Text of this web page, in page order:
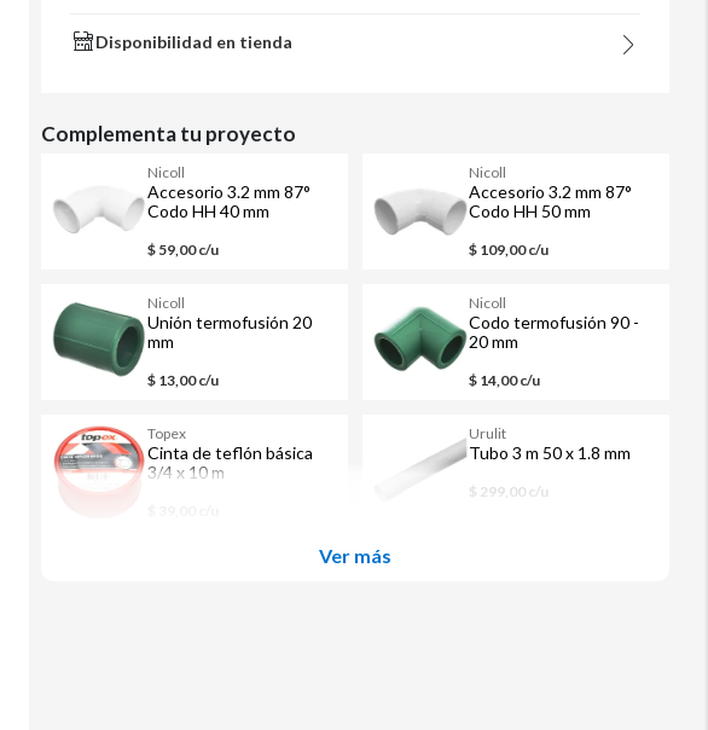
Disponibilidad en tienda
Complementa tu proyecto
Nicoll
Accesorio 3.2 mm 87°
Codo HH 40 mm
$ 59,00 c/u
Nicoll
Accesorio 3.2 mm 87°
Codo HH 50 mm
$ 109,00 c/u
Nicoll
Unión termofusión 20
mm
$ 13,00 c/u
Nicoll
Codo termofusión 90 -
20 mm
$ 14,00 c/u
Topex
Cinta de teflón básica
3/4 x 10 m
Urulit
Tubo 3 m 50 x 1.8 mm
$ 299,00 c/u
Ver más